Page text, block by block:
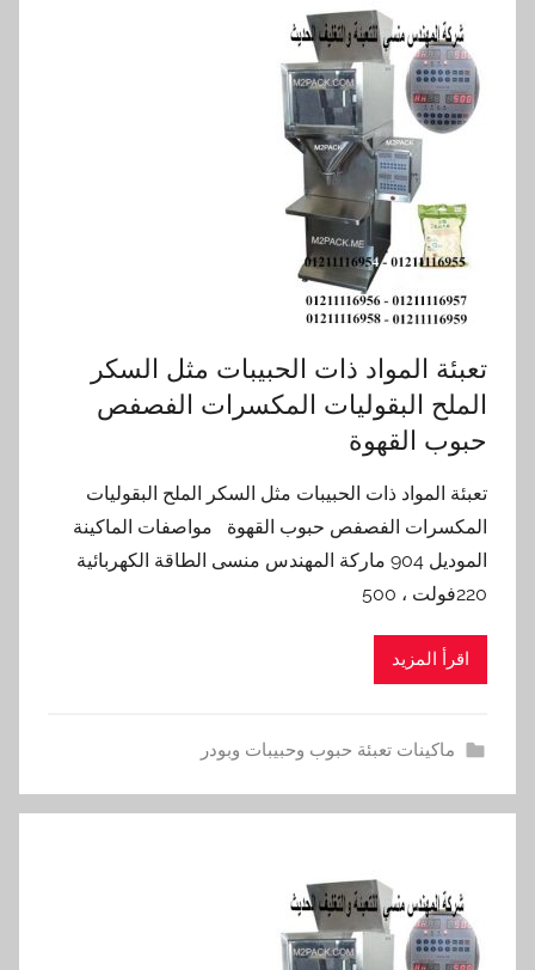
تعبئة المواد ذات الحبيبات مثل السكر
الملح البقوليات المكسرات الفصفص
حبوب القهوة
تعبئة المواد ذات الحبيبات مثل السكر الملح البقوليات
المكسرات الفصفص حبوب القهوة مواصفات الماكينة
الموديل 904 ماركة المهندس منسى الطاقة الكهربائية
220فولت ، 500
اقرأ المزيد
ماكينات تعبئة حبوب وحبيبات وبودر